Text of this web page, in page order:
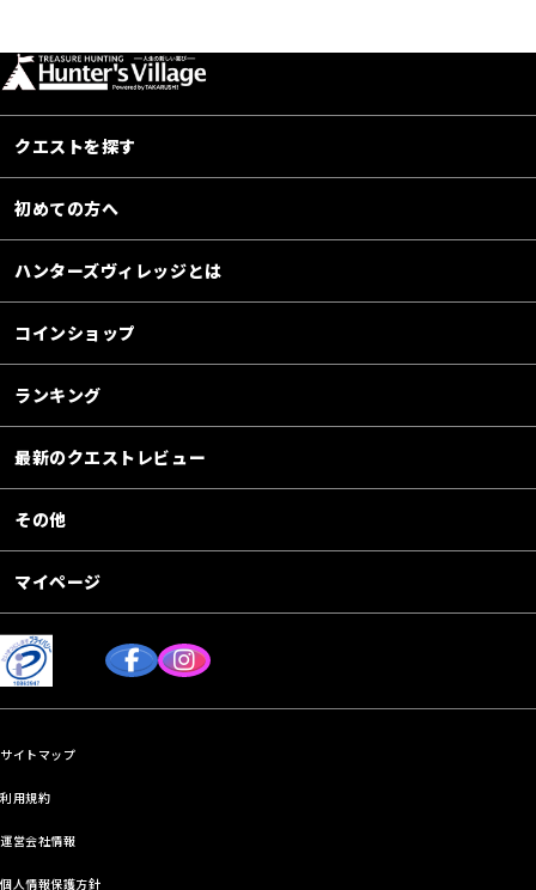
クエストを探す
初めての方へ
ハンターズヴィレッジとは
コインショップ
ランキング
最新のクエストレビュー
その他
マイページ
サイトマップ
利用規約
運営会社情報
個人情報保護方針